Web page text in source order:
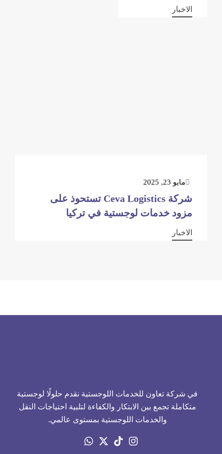
الاخبار
مايو 23, 2025
شركة Ceva Logistics تستحوذ على
مزود خدمات لوجستية في تركيا
الاخبار
في شركة تعاون للخدمات اللوجستية نقدم حلولًا لوجستية
متكاملة تجمع بين الابتكار والكفاءة لتلبية احتياجات النقل
والخدمات اللوجستية بمستوى عالمي.